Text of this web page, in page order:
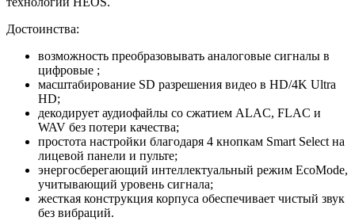
Достоинства:
возможность преобразовывать аналоговые сигналы в
цифровые ;
масштабирование SD разрешения видео в HD/4K Ultra
HD;
декодирует аудиофайлы со сжатием ALAC, FLAC и
WAV без потери качества;
простота настройки благодаря 4 кнопкам Smart Select на
лицевой панели и пульте;
энергосберегающий интеллектуальный режим EcoMode,
учитывающий уровень сигнала;
жесткая конструкция корпуса обеспечивает чистый звук
без вибраций.